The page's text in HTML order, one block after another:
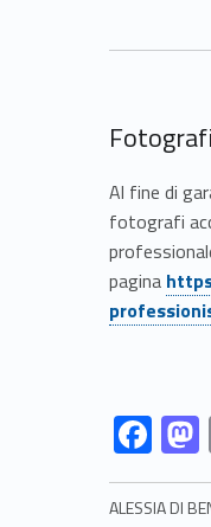
Al fine di
fotografi
pagina Link identifier #identifier__52315-6
Link identifier #identifier__196918-7 F
ac
e
Link identifier #identifier__115512-8 Link
ALESSIA DI